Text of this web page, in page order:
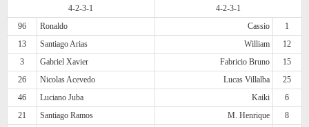
4-2-3-1
4-2-3-1
96
Ronaldo Cassio
1
13
Santiago Arias William
12
3
Gabriel Xavier Fabricio Bruno
15
26
Nicolas Acevedo Lucas Villalba
25
46
Luciano Juba Kaiki
6
21
Santiago Ramos M. Henrique
8